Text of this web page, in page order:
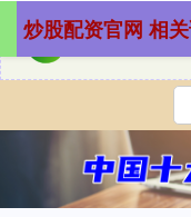
炒股配资官网 相